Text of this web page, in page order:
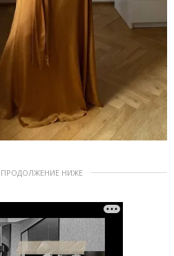
ПРОДОЛЖЕНИЕ НИЖЕ